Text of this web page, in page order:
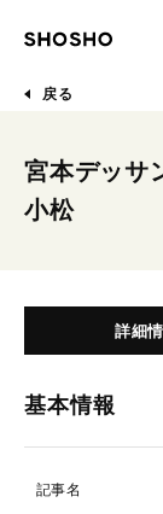
戻る
宮本デッ
小松
詳細
基本情報
記事名